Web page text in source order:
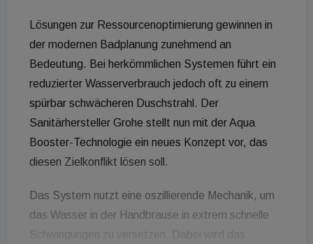
Lösungen zur Ressourcenoptimierung gewinnen in
der modernen Badplanung zunehmend an
Bedeutung. Bei herkömmlichen Systemen führt ein
reduzierter Wasserverbrauch jedoch oft zu einem
spürbar schwächeren Duschstrahl. Der
Sanitärhersteller Grohe stellt nun mit der Aqua
Booster-Technologie ein neues Konzept vor, das
diesen Zielkonflikt lösen soll.
Das System nutzt eine oszillierende Mechanik, um
das Wasser in der Handbrause in extrem schnelle
Schwingungen zu versetzen. Dabei wird das